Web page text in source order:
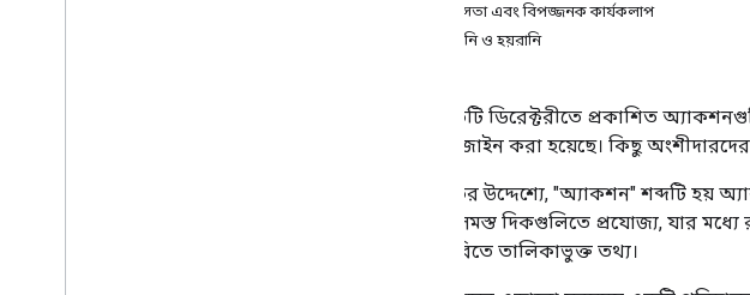
সহিংসতা এবং বিপজ্জনক কার্যকলাপ
হয়রানি ও হয়রানি
এই নীতিটি ডিরেক্টরীতে প্রকাশিত
জন্য ডিজাইন করা হয়েছে। কিছু
এই নীতির উদ্দেশ্যে, "অ্যাকশন" শব্দটি হয়
কার্যের সমস্ত দিকগুলিতে প্রযোজ্য, যার
ডিরেক্টরিতে তালিকাভুক্ত তথ্য।